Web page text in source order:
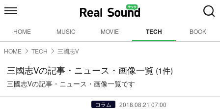
HOME MUSIC MOVIE TECH BOOK
HOME TECH 三國志Ⅴ
三國志Ⅴの記事・ニュース・画像一覧 (1件)
三國志Ⅴの記事・ニュース・画像一覧です
コラム 2018.08.21 07:00